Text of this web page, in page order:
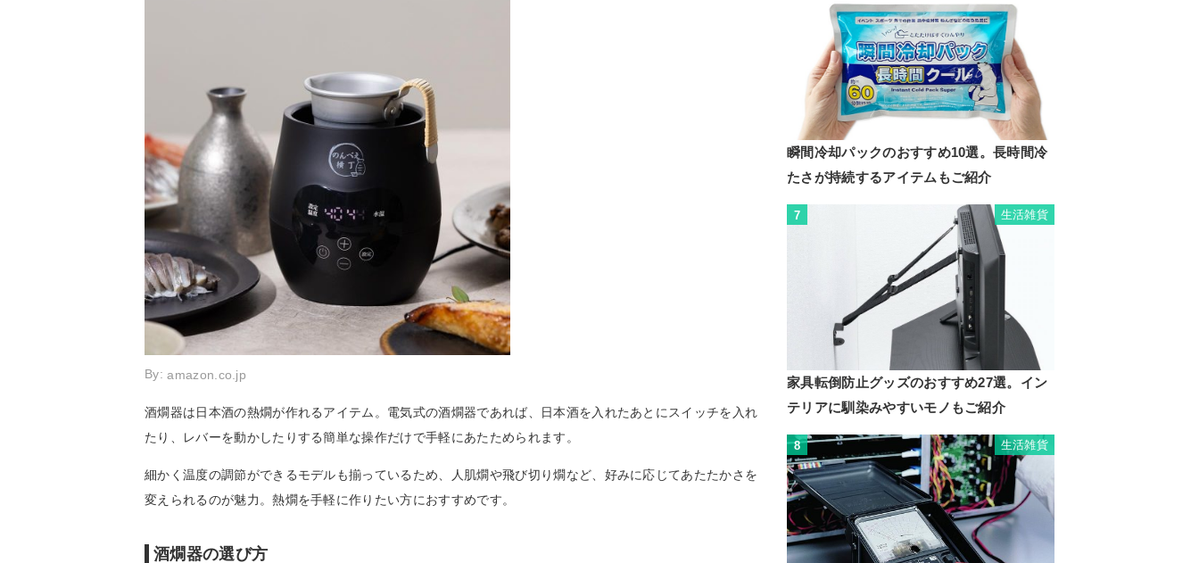
By:amazon.co.jp
酒燗器は日本酒の熱燗が作れるアイテム。電気式の酒燗器であれば、日本酒を入れたあとにスイッチを入れ
たり、レバーを動かしたりする簡単な操作だけで手軽にあたためられます。
細かく温度の調節ができるモデルも揃っているため、人肌燗や飛び切り燗など、好みに応じてあたたかさを
変えられるのが魅力。熱燗を手軽に作りたい方におすすめです。
酒燗器の選び方
瞬間冷却パックのおすすめ10選。長時間冷
たさが持続するアイテムもご紹介
7 生活雑貨
家具転倒防止グッズのおすすめ27選。イン
テリアに馴染みやすいモノもご紹介
8 生活雑貨